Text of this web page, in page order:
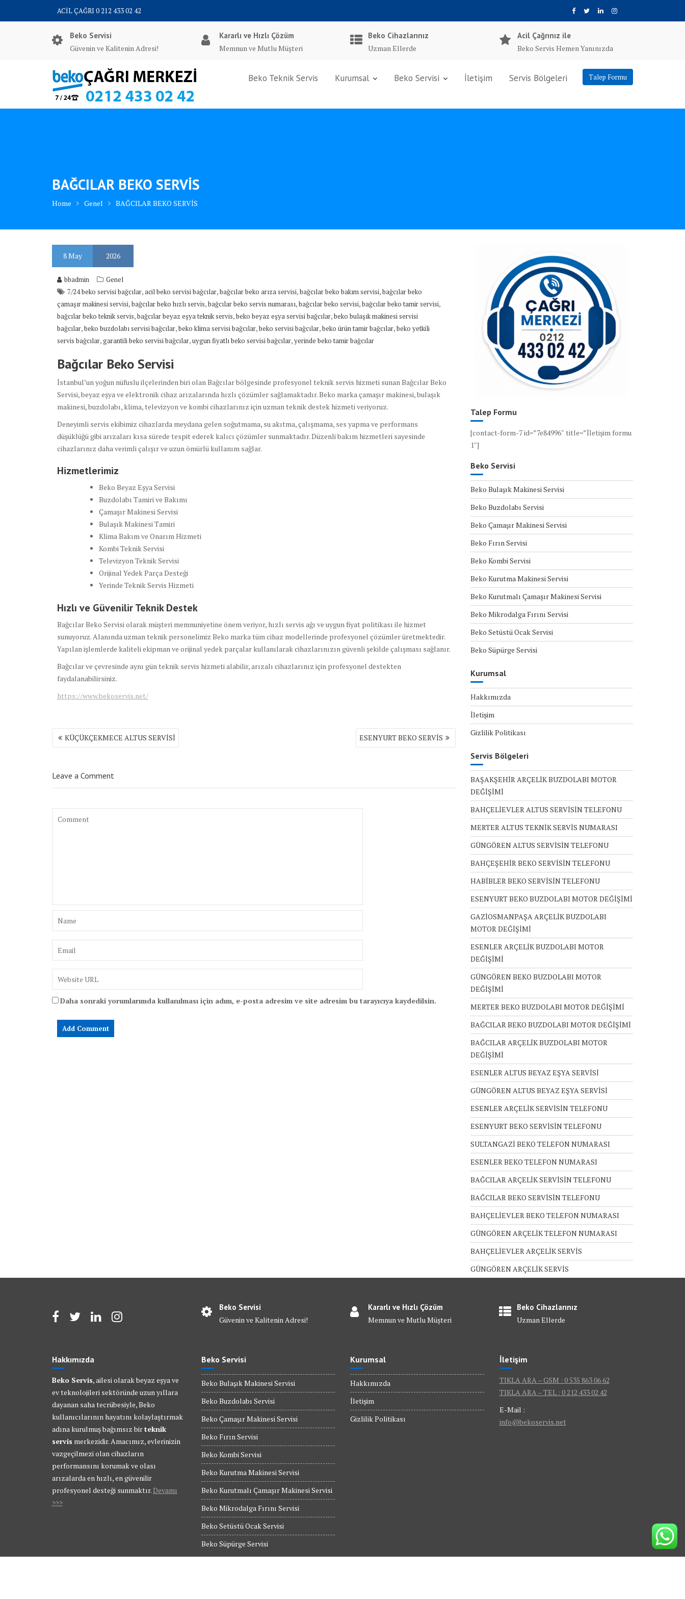
ACİL ÇAĞRI 0 212 433 02 42
Beko Servisi
Güvenin ve Kalitenin Adresi!
Kararlı ve Hızlı Çözüm
Memnun ve Mutlu Müşteri
Beko Cihazlarınız
Uzman Ellerde
Acil Çağrınız ile
Beko Servis Hemen Yanınızda
Talep Formu
Beko Teknik Servis Kurumsal Beko Servisi İletişim Servis Bölgeleri
BAĞCILAR BEKO SERVİS
Home Genel BAĞCILAR BEKO SERVİS
8May 2026
bbadmin
Genel
7/24 beko servisi bağcılar,acil beko servisi bağcılar,bağcılar beko arıza servisi,bağcılar beko bakım servisi,bağcılar beko
çamaşır makinesi servisi,bağcılar beko hızlı servis,bağcılar beko servis numarası,bağcılar beko servisi,bağcılar beko tamir servisi,
bağcılar beko teknik servis,bağcılar beyaz eşya teknik servis,beko beyaz eşya servisi bağcılar,beko bulaşık makinesi servisi
bağcılar,beko buzdolabı servisi bağcılar,beko klima servisi bağcılar,beko servisi bağcılar,beko ürün tamir bağcılar,beko yetkili
servis bağcılar,garantili beko servisi bağcılar,uygun fiyatlı beko servisi bağcılar,yerinde beko tamir bağcılar
Bağcılar Beko Servisi
İstanbul’un yoğun nüfuslu ilçelerinden biri olanBağcılarbölgesinde profesyonel teknik servis hizmeti sunan Bağcılar Beko
Servisi, beyaz eşya ve elektronik cihaz arızalarında hızlı çözümler sağlamaktadır. Beko marka çamaşır makinesi, bulaşık
makinesi, buzdolabı, klima, televizyon ve kombi cihazlarınız için uzman teknik destek hizmeti veriyoruz.
Deneyimli servis ekibimiz cihazlarda meydana gelen soğutmama, su akıtma, çalışmama, ses yapma ve performans
düşüklüğü gibi arızaları kısa sürede tespit ederek kalıcı çözümler sunmaktadır. Düzenli bakım hizmetleri sayesinde
cihazlarınız daha verimli çalışır ve uzun ömürlü kullanım sağlar.
Hizmetlerimiz
Beko Beyaz Eşya Servisi
Buzdolabı Tamiri ve Bakımı
Çamaşır Makinesi Servisi
Bulaşık Makinesi Tamiri
Klima Bakım ve Onarım Hizmeti
Kombi Teknik Servisi
Televizyon Teknik Servisi
Orijinal Yedek Parça Desteği
Yerinde Teknik Servis Hizmeti
Hızlı ve Güvenilir Teknik Destek
Bağcılar Beko Servisi olarak müşteri memnuniyetine önem veriyor, hızlı servis ağı ve uygun fiyat politikası ile hizmet
sunuyoruz. Alanında uzman teknik personelimiz Beko marka tüm cihaz modellerinde profesyonel çözümler üretmektedir.
Yapılan işlemlerde kaliteli ekipman ve orijinal yedek parçalar kullanılarak cihazlarınızın güvenli şekilde çalışması sağlanır.
Bağcılar ve çevresinde aynı gün teknik servis hizmeti alabilir, arızalı cihazlarınız için profesyonel destekten
faydalanabilirsiniz.
https://www.bekoservis.net/
Yazı
gezinmesi
KÜÇÜKÇEKMECE ALTUS SERVİSİ ESENYURT BEKO SERVİS
Leave a Comment
Daha sonraki yorumlarımda kullanılması için adım, e-posta adresim ve site adresim bu tarayıcıya kaydedilsin.
Talep Formu
[contact-form-7 id=”7e84996″ title=”İletişim formu
1″]
Beko Servisi
Beko Bulaşık Makinesi Servisi
Beko Buzdolabı Servisi
Beko Çamaşır Makinesi Servisi
Beko Fırın Servisi
Beko Kombi Servisi
Beko Kurutma Makinesi Servisi
Beko Kurutmalı Çamaşır Makinesi Servisi
Beko Mikrodalga Fırını Servisi
Beko Setüstü Ocak Servisi
Beko Süpürge Servisi
Kurumsal
Hakkımızda
İletişim
Gizlilik Politikası
Servis Bölgeleri
BAŞAKŞEHİR ARÇELİK BUZDOLABI MOTOR
DEĞİŞİMİ
BAHÇELİEVLER ALTUS SERVİSİN TELEFONU
MERTER ALTUS TEKNİK SERVİS NUMARASI
GÜNGÖREN ALTUS SERVİSİN TELEFONU
BAHÇEŞEHİR BEKO SERVİSİN TELEFONU
HABİBLER BEKO SERVİSİN TELEFONU
ESENYURT BEKO BUZDOLABI MOTOR DEĞİŞİMİ
GAZİOSMANPAŞA ARÇELİK BUZDOLABI
MOTOR DEĞİŞİMİ
ESENLER ARÇELİK BUZDOLABI MOTOR
DEĞİŞİMİ
GÜNGÖREN BEKO BUZDOLABI MOTOR
DEĞİŞİMİ
MERTER BEKO BUZDOLABI MOTOR DEĞİŞİMİ
BAĞCILAR BEKO BUZDOLABI MOTOR DEĞİŞİMİ
BAĞCILAR ARÇELİK BUZDOLABI MOTOR
DEĞİŞİMİ
ESENLER ALTUS BEYAZ EŞYA SERVİSİ
GÜNGÖREN ALTUS BEYAZ EŞYA SERVİSİ
ESENLER ARÇELİK SERVİSİN TELEFONU
ESENYURT BEKO SERVİSİN TELEFONU
SULTANGAZİ BEKO TELEFON NUMARASI
ESENLER BEKO TELEFON NUMARASI
BAĞCILAR ARÇELİK SERVİSİN TELEFONU
BAĞCILAR BEKO SERVİSİN TELEFONU
BAHÇELİEVLER BEKO TELEFON NUMARASI
GÜNGÖREN ARÇELİK TELEFON NUMARASI
BAHÇELİEVLER ARÇELİK SERVİS
GÜNGÖREN ARÇELİK SERVİS
Beko Servisi
Güvenin ve Kalitenin Adresi!
Kararlı ve Hızlı Çözüm
Memnun ve Mutlu Müşteri
Beko Cihazlarınız
Uzman Ellerde
Hakkımızda
Beko Servis, ailesi olarak beyaz eşya ve
ev teknolojileri sektöründe uzun yıllara
dayanan saha tecrübesiyle, Beko
kullanıcılarının hayatını kolaylaştırmak
adına kurulmuş bağımsız birteknik
servis merkezidir. Amacımız, evlerinizin
vazgeçilmezi olan cihazların
performansını korumak ve olası
arızalarda en hızlı, en güvenilir
profesyonel desteği sunmaktır. Devamı
>>>
Beko Servisi
Beko Bulaşık Makinesi Servisi
Beko Buzdolabı Servisi
Beko Çamaşır Makinesi Servisi
Beko Fırın Servisi
Beko Kombi Servisi
Beko Kurutma Makinesi Servisi
Beko Kurutmalı Çamaşır Makinesi Servisi
Beko Mikrodalga Fırını Servisi
Beko Setüstü Ocak Servisi
Beko Süpürge Servisi
Kurumsal
Hakkımızda
İletişim
Gizlilik Politikası
İletişim
TIKLA ARA – GSM : 0 535 863 06 62
TIKLA ARA – TEL : 0 212 433 02 42
E-Mail :
info@bekoservis.net